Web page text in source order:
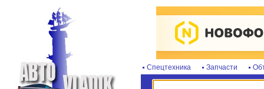
Спецтехника Запчасти